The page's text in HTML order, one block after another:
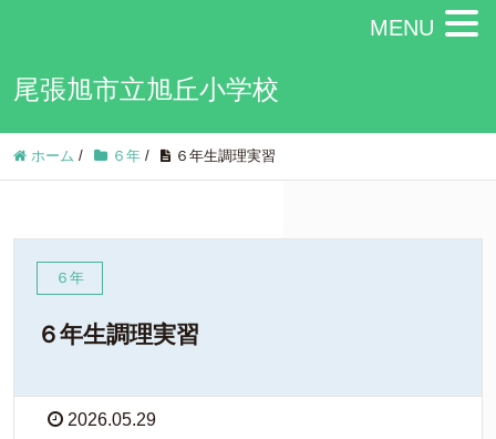
尾張旭市立旭丘小学校
ホーム / ６年 / ６年生調理実習
６年
６年生調理実習
2026.05.29
MENU